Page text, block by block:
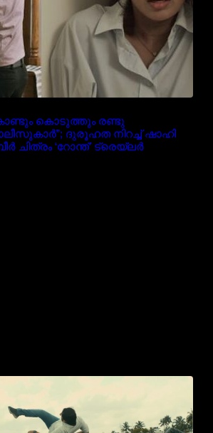
കൊടുത്തും രണ്ടു
ദുരൂഹത നിറച്ച് ഷാഹി
ചിത്രം ‘റോന്ത്’ ട്രെയ്‌ലർ